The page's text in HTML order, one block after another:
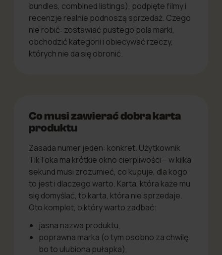
bundles, combined listings), podpięte filmy i
recenzje realnie podnoszą sprzedaż. Czego
nie robić: zostawiać pustego pola marki,
obchodzić kategorii i obiecywać rzeczy,
których nie da się obronić.
Co musi zawierać dobra karta
produktu
Zasada numer jeden: konkret. Użytkownik
TikToka ma krótkie okno cierpliwości – w kilka
sekund musi zrozumieć, co kupuje, dla kogo
to jest i dlaczego warto. Karta, która każe mu
się domyślać, to karta, która nie sprzedaje.
Oto komplet, o który warto zadbać:
jasna nazwa produktu,
poprawna marka (o tym osobno za chwilę,
bo to ulubiona pułapka),